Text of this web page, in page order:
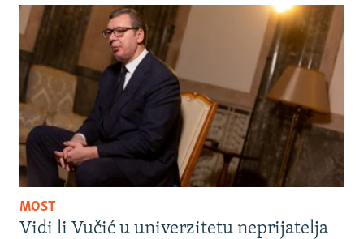
MOST
Vidi li Vučić u univerzitetu neprijatelja